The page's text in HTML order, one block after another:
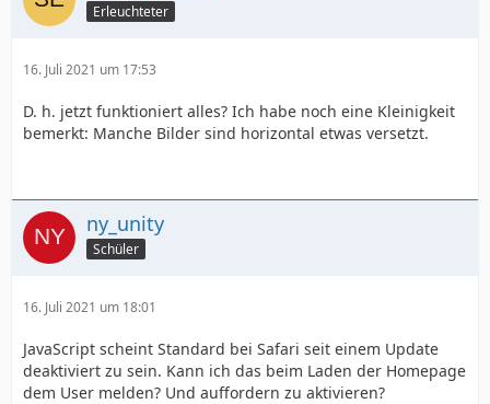
Erleuchteter
16. Juli 2021 um 17:53
D. h. jetzt funktioniert alles? Ich habe noch eine Kleinigkeit
bemerkt: Manche Bilder sind horizontal etwas versetzt.
ny_unity
Schüler
16. Juli 2021 um 18:01
JavaScript scheint Standard bei Safari seit einem Update
deaktiviert zu sein. Kann ich das beim Laden der Homepage
dem User melden? Und auffordern zu aktivieren?